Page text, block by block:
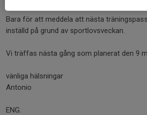
Bara för att meddela att nästa
inställd på grund av sportlovsveckan.
Vi träffas nästa gång som planerat den 9
vänliga hälsningar
Antonio
ENG.